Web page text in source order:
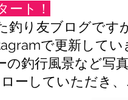
ート！
釣り友ブログです
で更新してい
の釣行風景など写
ーしていただき